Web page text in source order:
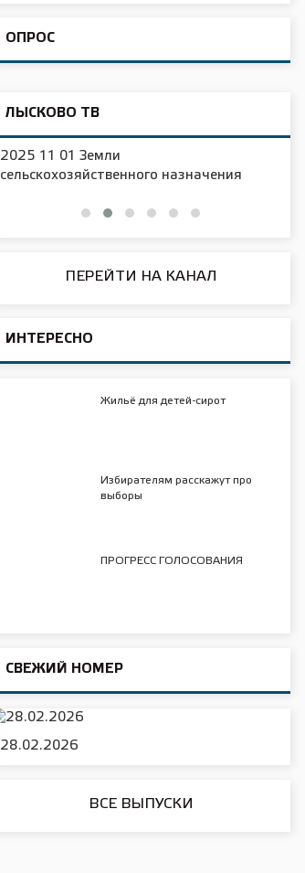
ОПРОС
ЛЫСКОВО ТВ
2025 11 01 Земли
сельскохозяйственного назначения
ПЕРЕЙТИ НА КАНАЛ
ИНТЕРЕСНО
Жильё для детей-сирот
Избирателям расскажут про
выборы
ПРОГРЕСС ГОЛОСОВАНИЯ
СВЕЖИЙ НОМЕР
28.02.2026
ВСЕ ВЫПУСКИ